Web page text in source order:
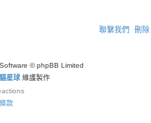
刪
聯繫我們
© phpBB Limited
星球 維護製作
條款